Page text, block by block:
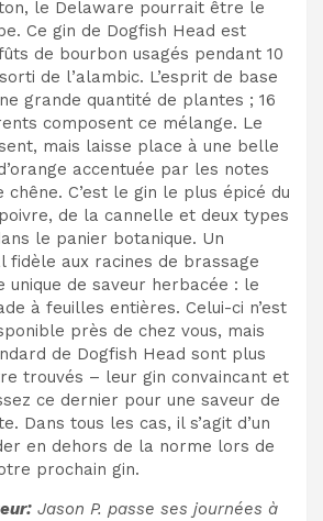
le Delaware pourrait être le
Ce gin de Dogfish Head est
de bourbon usagés pendant 10
de l’alambic. L’esprit de base
grande quantité de plantes ; 16
composent ce mélange. Le
mais laisse place à une belle
accentuée par les notes
C’est le gin le plus épicé du
de la cannelle et deux types
le panier botanique. Un
fidèle aux racines de brassage
unique de saveur herbacée : le
à feuilles entières. Celui-ci n’est
près de chez vous, mais
de Dogfish Head sont plus
trouvés – leur gin convaincant et
ce dernier pour une saveur de
Dans tous les cas, il s’agit d’un
en dehors de la norme lors de
prochain gin.
Jason P. passe ses journées à